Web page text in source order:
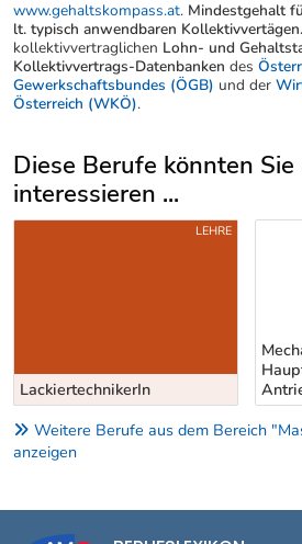
www.gehaltskompass.at. Mindestgehalt
lt. typisch anwendbaren Kollektivvertägen.
kollektivvertraglichen Lohn- und
Kollektivvertrags-Datenbanken des
Gewerkschaftsbundes (ÖGB) und der
Österreich (WKÖ).
Diese Berufe könnten Sie
interessieren ...
Uber weitere Berufsvorschläge
LackiertechnikerIn
LEHRE
Weitere Berufe aus dem Bereich
anzeigen